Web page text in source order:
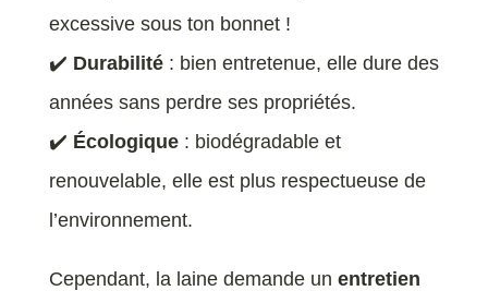
excessive sous ton bonnet !
✔️ Durabilité: bien entretenue, elle dure des
années sans perdre ses propriétés.
✔️ Écologique: biodégradable et
renouvelable, elle est plus respectueuse de
l’environnement.
Cependant, la laine demande un entretien